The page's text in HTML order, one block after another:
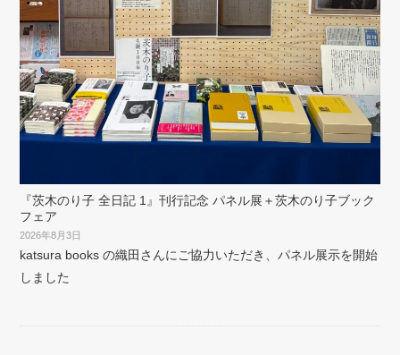
『茨木のり子 全日記 1』刊行記念 パネル展＋茨木のり子ブック
フェア
2026年8月3日
katsura books の織田さんにご協力いただき、パネル展示を開始
しました